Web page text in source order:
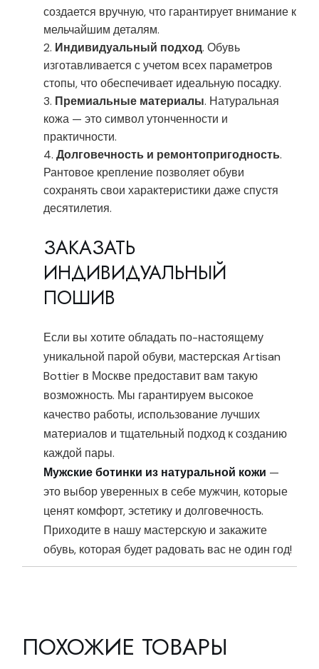
создается вручную, что гарантирует внимание к
мельчайшим деталям.
Индивидуальный подход. Обувь
изготавливается с учетом всех параметров
стопы, что обеспечивает идеальную посадку.
Премиальные материалы. Натуральная
кожа — это символ утонченности и
практичности.
Долговечность и ремонтопригодность.
Рантовое крепление позволяет обуви
сохранять свои характеристики даже спустя
десятилетия.
ЗАКАЗАТЬ
ИНДИВИДУАЛЬНЫЙ
ПОШИВ
Если вы хотите обладать по-настоящему
уникальной парой обуви, мастерская Artisan
Bottier в Москве предоставит вам такую
возможность. Мы гарантируем высокое
качество работы, использование лучших
материалов и тщательный подход к созданию
каждой пары.
Мужские ботинки из натуральной кожи —
это выбор уверенных в себе мужчин, которые
ценят комфорт, эстетику и долговечность.
Приходите в нашу мастерскую и закажите
обувь, которая будет радовать вас не один год!
ПОХОЖИЕ ТОВАРЫ